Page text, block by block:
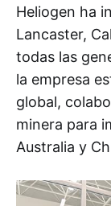
Heliogen ha
Lancaster,
todas las
la empresa
global,
minera para
Australia y